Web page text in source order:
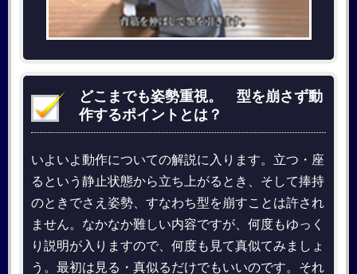
どこまでも姿勢重視。 型を崩さず動
作するポイントとは？
いよいよ動作についての解説に入ります。立つ・座
るという静止状態から立ち上がるとき、そして捧持
のときでさえ姿勢、すなわち型を崩すことは許され
ません。なかなか難しい内容ですが、何度もゆっく
り説明が入りますので、何度も見て真似てみましょ
う。最初は見る・真似るだけでもいいのです。それ